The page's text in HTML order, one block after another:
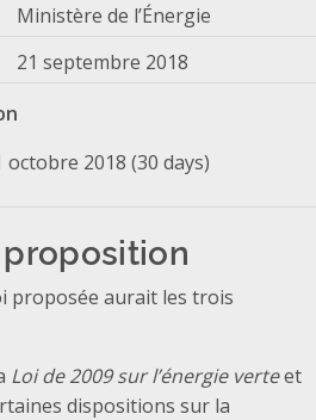
Ministère de l’Énergie
21 septembre 2018
2018 (30 days)
proposée aurait les trois
Loi de 2009 sur l’énergie verteet
dispositions sur la